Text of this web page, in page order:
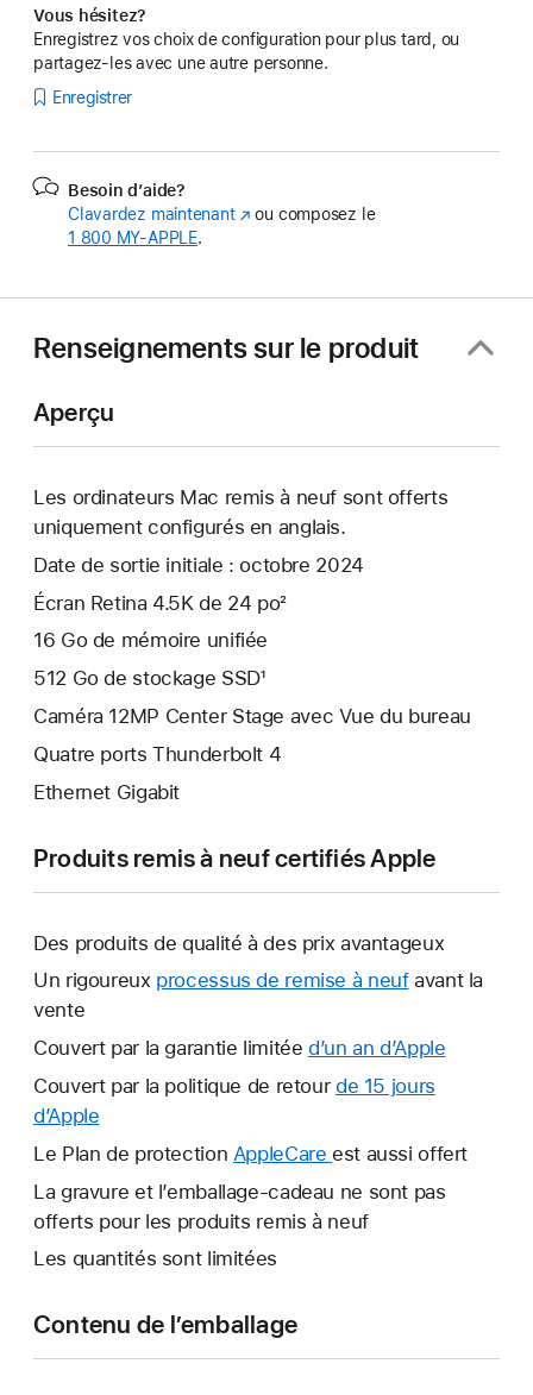
Vous hésitez?
Enregistrez vos choix de configuration pour plus tard, ou
partagez-les avec une autre personne.
Enregistrer
Besoin d’aide?
Clavardez maintenant(s’ouvre
ou composez le
1 800 MY‑APPLE.
Renseignements sur le produit
Aperçu
Les ordinateurs Mac remis à neuf sont offerts
uniquement configurés en anglais.
Date de sortie initiale : octobre 2024
Écran Retina 4.5K de 24 po²
16 Go de mémoire unifiée
512 Go de stockage SSD¹
Caméra 12MP Center Stage avec Vue du bureau
Quatre ports Thunderbolt 4
Ethernet Gigabit
Produits remis à neuf certifiés Apple
Des produits de qualité à des prix avantageux
Un rigoureux processus de remise à neufavant la
vente
Couvert par la garantie limitée d’un an d’Apple
une
Couvert par la politique de retour de 15 jours
d’Apple
lien
dans
une
nouvelle
Le Plan de protection AppleCare Ce
lien
s’ouvrira
est aussi offert
La gravure et l’emballage-cadeau ne sont pas
offerts pour les produits remis à neuf
Les quantités sont limitées
Contenu de l’emballage